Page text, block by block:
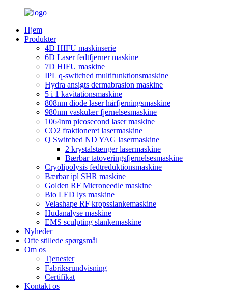
Hjem
Produkter
4D HIFU maskinserie
6D Laser fedtfjerner maskine
7D HIFU maskine
IPL q-switched multifunktionsmaskine
Hydra ansigts dermabrasion maskine
5 i 1 kavitationsmaskine
808nm diode laser hårfjerningsmaskine
980nm vaskulær fjernelsesmaskine
1064nm picosecond laser maskine
CO2 fraktioneret lasermaskine
Q Switched ND YAG lasermaskine
2 krystalstænger lasermaskine
Bærbar tatoveringsfjernelsesmaskine
Cryolipolysis fedtreduktionsmaskine
Bærbar ipl SHR maskine
Golden RF Microneedle maskine
Bio LED lys maskine
Velashape RF kropsslankemaskine
Hudanalyse maskine
EMS sculpting slankemaskine
Nyheder
Ofte stillede spørgsmål
Om os
Tjenester
Fabriksrundvisning
Certifikat
Kontakt os